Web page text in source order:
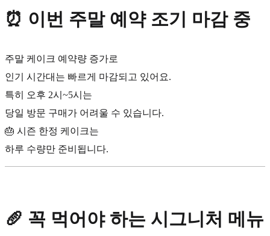
⏰ 이번 주말 예약 조기 마감 중
주말 케이크 예약량 증가로
인기 시간대는 빠르게 마감되고 있어요.
특히 오후 2시~5시는
당일 방문 구매가 어려울 수 있습니다.
🎂 시즌 한정 케이크는
하루 수량만 준비됩니다.
🥖 꼭 먹어야 하는 시그니처 메뉴